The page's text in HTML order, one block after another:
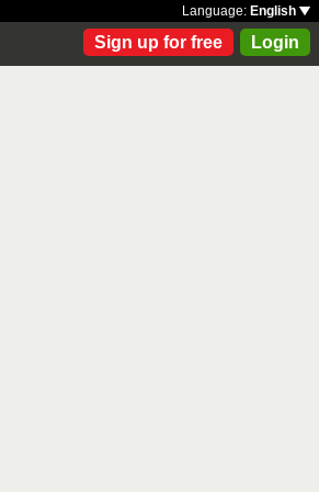
Language: English
Sign up for free Login